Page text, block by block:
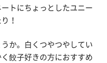
トにちょっとしたユニー
！
か。白くつやつやしてい
餃子好きの方におすすめ